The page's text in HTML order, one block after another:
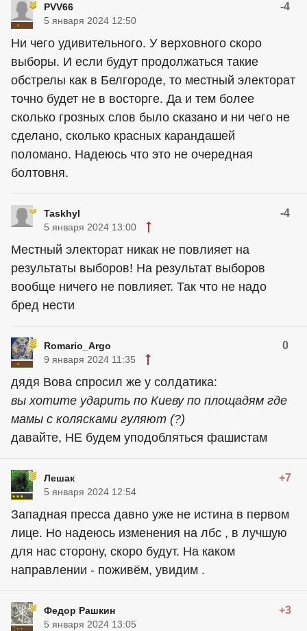
PVV66 -4
5 января 2024 12:50
Ни чего удивительного. У верховного скоро
выборы. И если будут продолжаться такие
обстрелы как в Белгороде, то местный электорат
точно будет не в восторге. Да и тем более
сколько грозных слов было сказано и ни чего не
сделано, сколько красных карандашей
поломано. Надеюсь что это не очередная
болтовня.
Taskhyl -4
5 января 2024 13:00
Местный электорат никак не повлияет на
результаты выборов! На результат выборов
вообще ничего не повлияет. Так что не надо
бред нести
Romario_Argo 0
9 января 2024 11:35
дядя Вова спросил же у солдатика:
вы хотите ударить по Киеву по площадям где
мамы с колясками гуляют (?)
давайте, НЕ будем уподобляться фашистам
Лешак +7
5 января 2024 12:54
Западная пресса давно уже не истина в первом
лице. Но надеюсь изменения на лбс , в лучшую
для нас сторону, скоро будут. На каком
направлении - поживём, увидим .
Федор Рашкин +3
5 января 2024 13:05